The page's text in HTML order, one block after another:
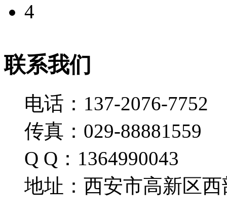
4
联系我们
电话：137-2076-7752
传真：029-88881559
Q Q：1364990043
地址：西安市高新区西